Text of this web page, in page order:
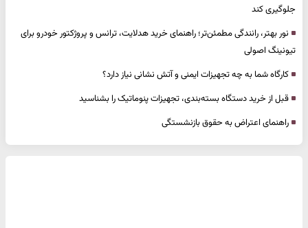
جلوگیری کند
نور بهتر، رانندگی مطمئن‌تر؛ راهنمای خرید هدلایت، ترانس و پروژکتور خودرو برای
تیونینگ اصولی
کارگاه شما به چه تجهیزات ایمنی و آتش نشانی نیاز دارد؟
قبل از خرید دستگاه بسته‌بندی، تجهیزات پنوماتیک را بشناسید
راهنمای اعتراض به حقوق بازنشستگی